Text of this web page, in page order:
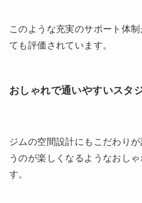
このような充実のサポート体
ても評価されています。
おしゃれで通いやすいスタ
ジムの空間設計にもこだわり
うのが楽しくなるようなおし
す。